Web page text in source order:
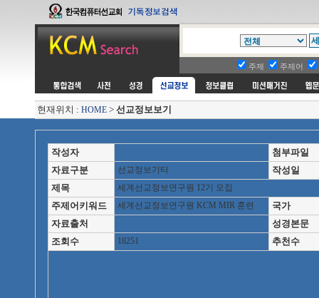
주제 주제어
현재위치 : HOME > 선교정보보기
작성자
첨부파일
자료구분
선교정보기타
작성일
제목
세계선교정보연구원 12기 모집
주제어키워드 세계선교정보연구원 KCM MIR 훈련
국가
자료출처
성경본문
조회수
18251 추천수